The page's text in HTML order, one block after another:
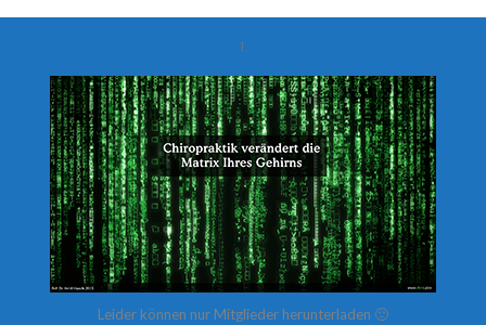
1.
Leider können nur Mitglieder herunterladen 🙁